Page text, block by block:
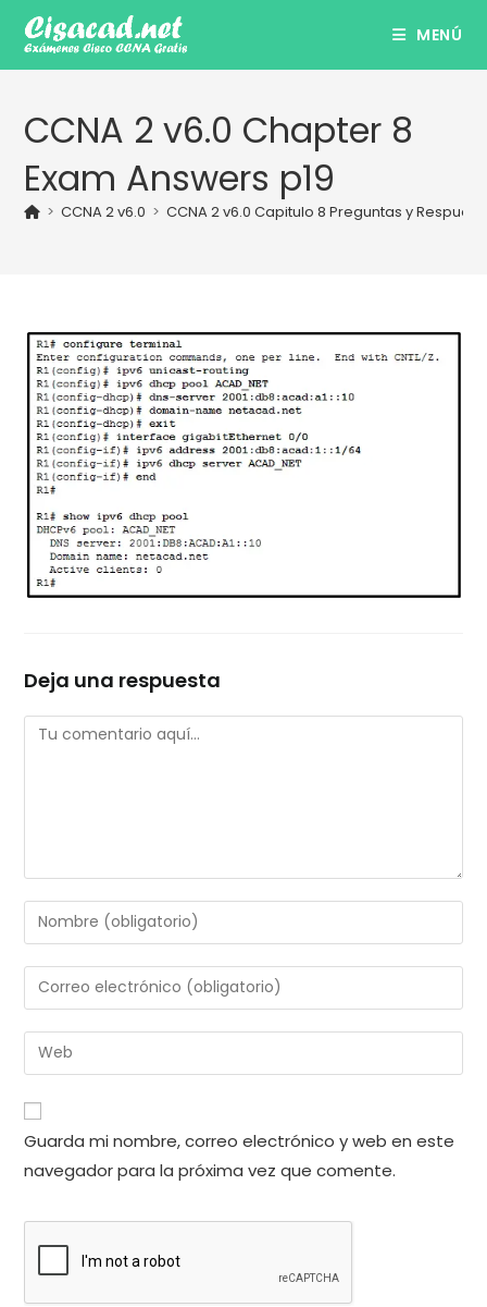
contenido
MENÚ
CCNA 2 v6.0 Chapter 8
Exam Answers p19
> CCNA 2 v6.0 > CCNA 2 v6.0 Capitulo 8 Preguntas y
Deja una respuesta
Comentario
Introduce
tu
nombre
de
usuario
para
comentar
Introduce
tu
dirección
de
electrónico
para
comentar
Introduce
la
URL
de
tu
web
Guarda mi nombre, correo electrónico y web en este
navegador para la próxima vez que comente.